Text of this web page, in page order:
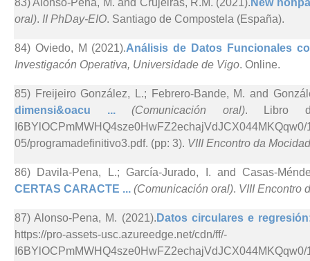
83) Alonso-Pena, M. and Crujeiras, R.M. (2021). New
oral). II PhDay-EIO. Santiago de Compostela (España).
84) Oviedo, M (2021).Análisis de Datos Funcionales
Investigacón Operativa, Universidade de Vigo. Online.
85) Freijeiro González, L.; Febrero-Bande, M. and
dimensi&oacu ...(Comunicación oral). Libro de
05/programadefinitivo3.pdf. (pp: 3). VIII Encontro da
86) Davila-Pena, L.; García-Jurado, I. and Casas-
CERTAS CARACTE ... (Comunicación oral). VIII Encontro
87) Alonso-Pena, M. (2021). Datos circulares e
https://pro-assets-usc.azureedge.net/cdn/ff/-